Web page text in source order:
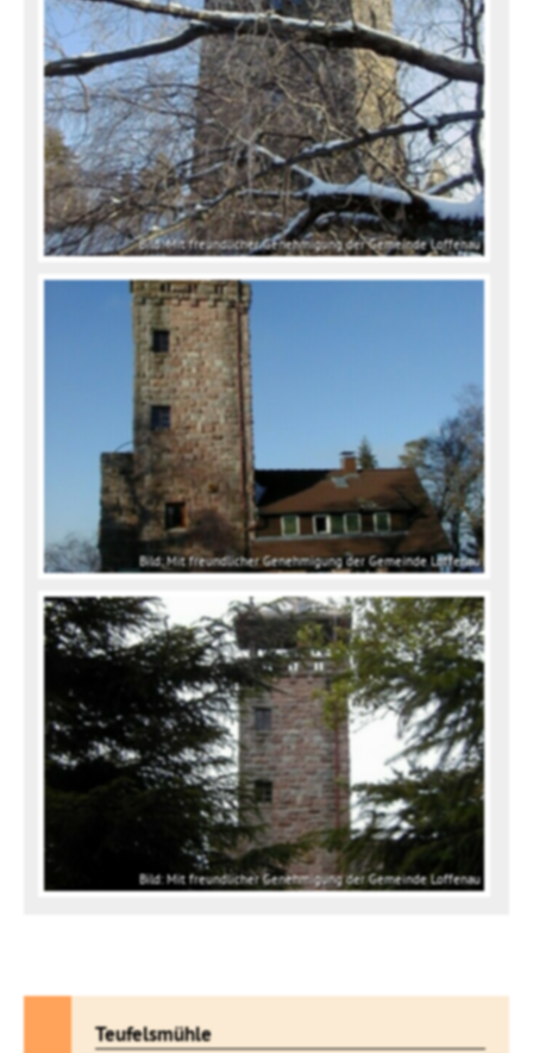
Bild: Mit freundlicher Genehmigung der Gemeinde Loffenau
Bild: Mit freundlicher Genehmigung der Gemeinde Loffenau
Bild: Mit freundlicher Genehmigung der Gemeinde Loffenau
Teufelsmühle